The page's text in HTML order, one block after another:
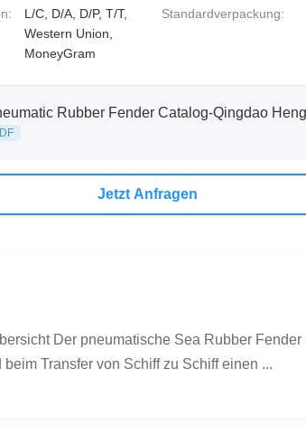
L/C, D/A, D/P, T/T,
Western Union,
MoneyGram
Standardverpackung:
Rubber Fender Catalog-Qingdao
Jetzt Anfragen
Der pneumatische Sea Rubber Fender
Transfer von Schiff zu Schiff einen ...